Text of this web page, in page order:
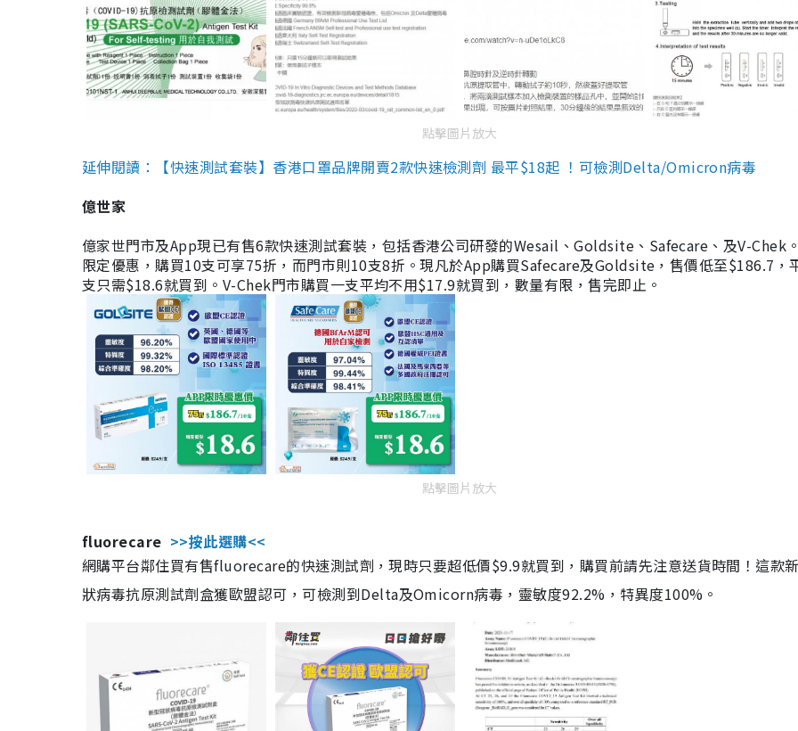
點擊圖片放大
延伸閱讀：【快速測試套裝】香港口罩品牌開賣2款快速檢測劑 最平$18起 ！可檢測Delta/Omicron病毒
億世家
億家世門市及App現已有售6款快速測試套裝，包括香港公司研發的Wesail、Goldsite、Safecare、及V-Chek
限定優惠，購買10支可享75折，而門市則10支8折。現凡於App購買Safecare及Goldsite，售價低至$186.7，
支只需$18.6就買到。V-Chek門市購買一支平均不用$17.9就買到，數量有限，售完即止。
點擊圖片放大
fluorecare >>按此選購<<
網購平台鄰住買有售fluorecare的快速測試劑，現時只要超低價$9.9就買到，購買前請先注意送貨時間！這款
狀病毒抗原測試劑盒獲歐盟認可，可檢測到Delta及Omicorn病毒，靈敏度92.2%，特異度100%。